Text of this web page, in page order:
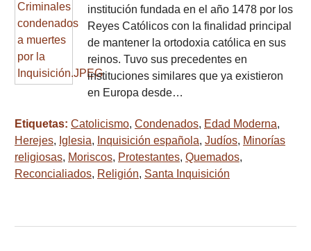
institución fundada en el año 1478 por los
Reyes Católicos con la finalidad principal
de mantener la ortodoxia católica en sus
reinos. Tuvo sus precedentes en
instituciones similares que ya existieron
en Europa desde…
Etiquetas: Catolicismo, Condenados, Edad Moderna,
Herejes, Iglesia, Inquisición española, Judíos, Minorías
religiosas, Moriscos, Protestantes, Quemados,
Reconcialiados, Religión, Santa Inquisición